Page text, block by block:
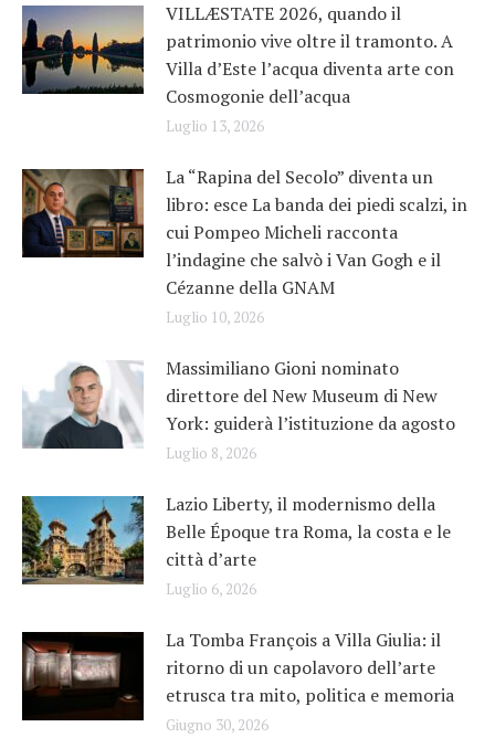
VILLÆSTATE 2026, quando il
patrimonio vive oltre il tramonto. A
Villa d’Este l’acqua diventa arte con
Cosmogonie dell’acqua
Luglio 13, 2026
La “Rapina del Secolo” diventa un
libro: esce La banda dei piedi scalzi, in
cui Pompeo Micheli racconta
l’indagine che salvò i Van Gogh e il
Cézanne della GNAM
Luglio 10, 2026
Massimiliano Gioni nominato
direttore del New Museum di New
York: guiderà l’istituzione da agosto
Luglio 8, 2026
Lazio Liberty, il modernismo della
Belle Époque tra Roma, la costa e le
città d’arte
Luglio 6, 2026
La Tomba François a Villa Giulia: il
ritorno di un capolavoro dell’arte
etrusca tra mito, politica e memoria
Giugno 30, 2026